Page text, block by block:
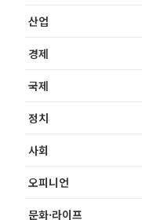
산업
경제
국제
정치
사회
오피니언
문화·라이프